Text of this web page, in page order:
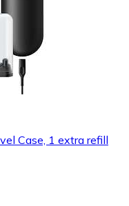
Case, 1 extra refill